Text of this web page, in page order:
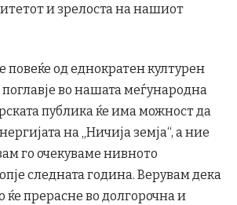
и зрелоста на нашиот
повеќе од еднократен културен
во нашата меѓународна
публика ќе има можност да
на „Ничија земја“, а ние
го очекуваме нивното
следната година. Верувам дека
ќе прерасне во долгорочна и